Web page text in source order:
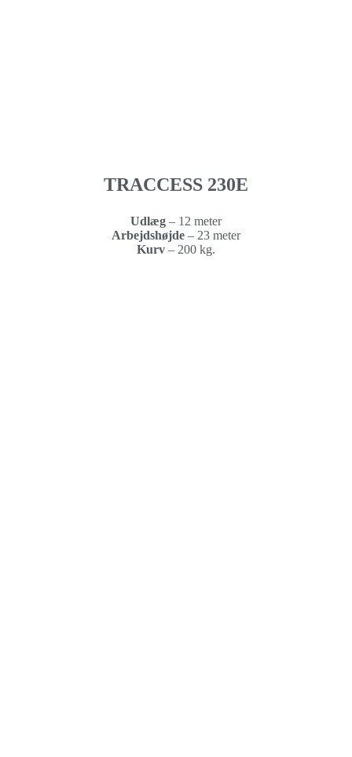
TRACCESS 230E
Udlæg – 12 meter
Arbejdshøjde – 23 meter
Kurv – 200 kg.